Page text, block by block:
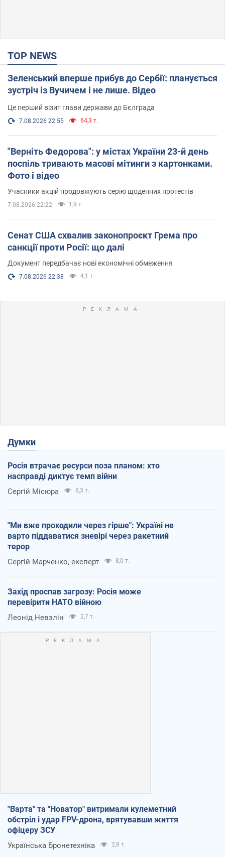
TOP NEWS
Зеленський вперше прибув до Сербії: планується
зустріч із Вучичем і не лише. Відео
Це перший візит глави держави до Бєлграда
7.08.2026 22:55 64,3 т.
"Верніть Федорова": у містах України 23-й день
поспіль тривають масові мітинги з картонками.
Фото і відео
Учасники акцій продовжують серію щоденних протестів
7.08.2026 22:22 1,9 т.
Сенат США схвалив законопроєкт Грема про
санкції проти Росії: що далі
Документ передбачає нові економічні обмеження
7.08.2026 22:38 4,1 т.
Думки
Росія втрачає ресурси поза планом: хто
насправді диктує темп війни
Сергій Місюра 8,3 т.
"Ми вже проходили через гірше": Україні не
варто піддаватися зневірі через ракетний
терор
Сергій Марченко, експерт 8,0 т.
Захід проспав загрозу: Росія може
перевірити НАТО війною
Леонід Невзлін 2,7 т.
"Варта" та "Новатор" витримали кулеметний
обстріл і удар FPV-дрона, врятувавши життя
офіцеру ЗСУ
Українська Бронетехніка 2,8 т.